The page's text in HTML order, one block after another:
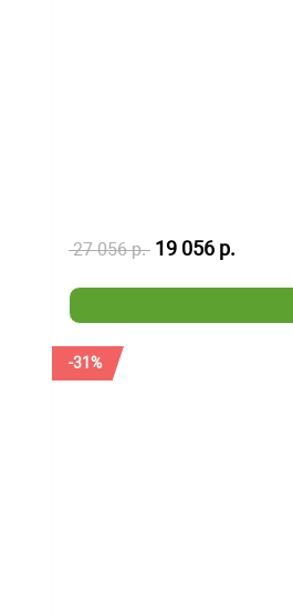
27 056 р. 19 056 р.
-31%